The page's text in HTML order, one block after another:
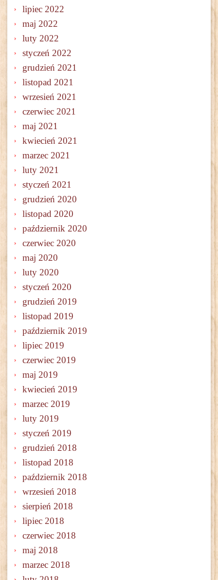
lipiec 2022
maj 2022
luty 2022
styczeń 2022
grudzień 2021
listopad 2021
wrzesień 2021
czerwiec 2021
maj 2021
kwiecień 2021
marzec 2021
luty 2021
styczeń 2021
grudzień 2020
listopad 2020
październik 2020
czerwiec 2020
maj 2020
luty 2020
styczeń 2020
grudzień 2019
listopad 2019
październik 2019
lipiec 2019
czerwiec 2019
maj 2019
kwiecień 2019
marzec 2019
luty 2019
styczeń 2019
grudzień 2018
listopad 2018
październik 2018
wrzesień 2018
sierpień 2018
lipiec 2018
czerwiec 2018
maj 2018
marzec 2018